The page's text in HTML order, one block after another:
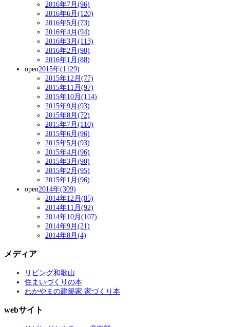
2016年7月(96)
2016年6月(120)
2016年5月(73)
2016年4月(94)
2016年3月(113)
2016年2月(90)
2016年1月(88)
open2015年(1129)
2015年12月(77)
2015年11月(97)
2015年10月(114)
2015年9月(93)
2015年8月(72)
2015年7月(110)
2015年6月(96)
2015年5月(93)
2015年4月(96)
2015年3月(90)
2015年2月(95)
2015年1月(96)
open2014年(309)
2014年12月(85)
2014年11月(92)
2014年10月(107)
2014年9月(21)
2014年8月(4)
メディア
リビング和歌山
住まいづくりの本
わかやまの建築家 家づくり本
webサイト